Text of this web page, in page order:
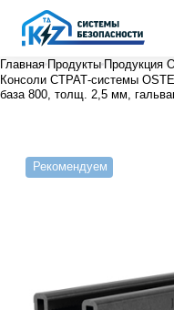
Главная Продукты Продукция
Консоли СТРАТ-системы
база 800, толщ. 2,5 мм,
Рекомендуем